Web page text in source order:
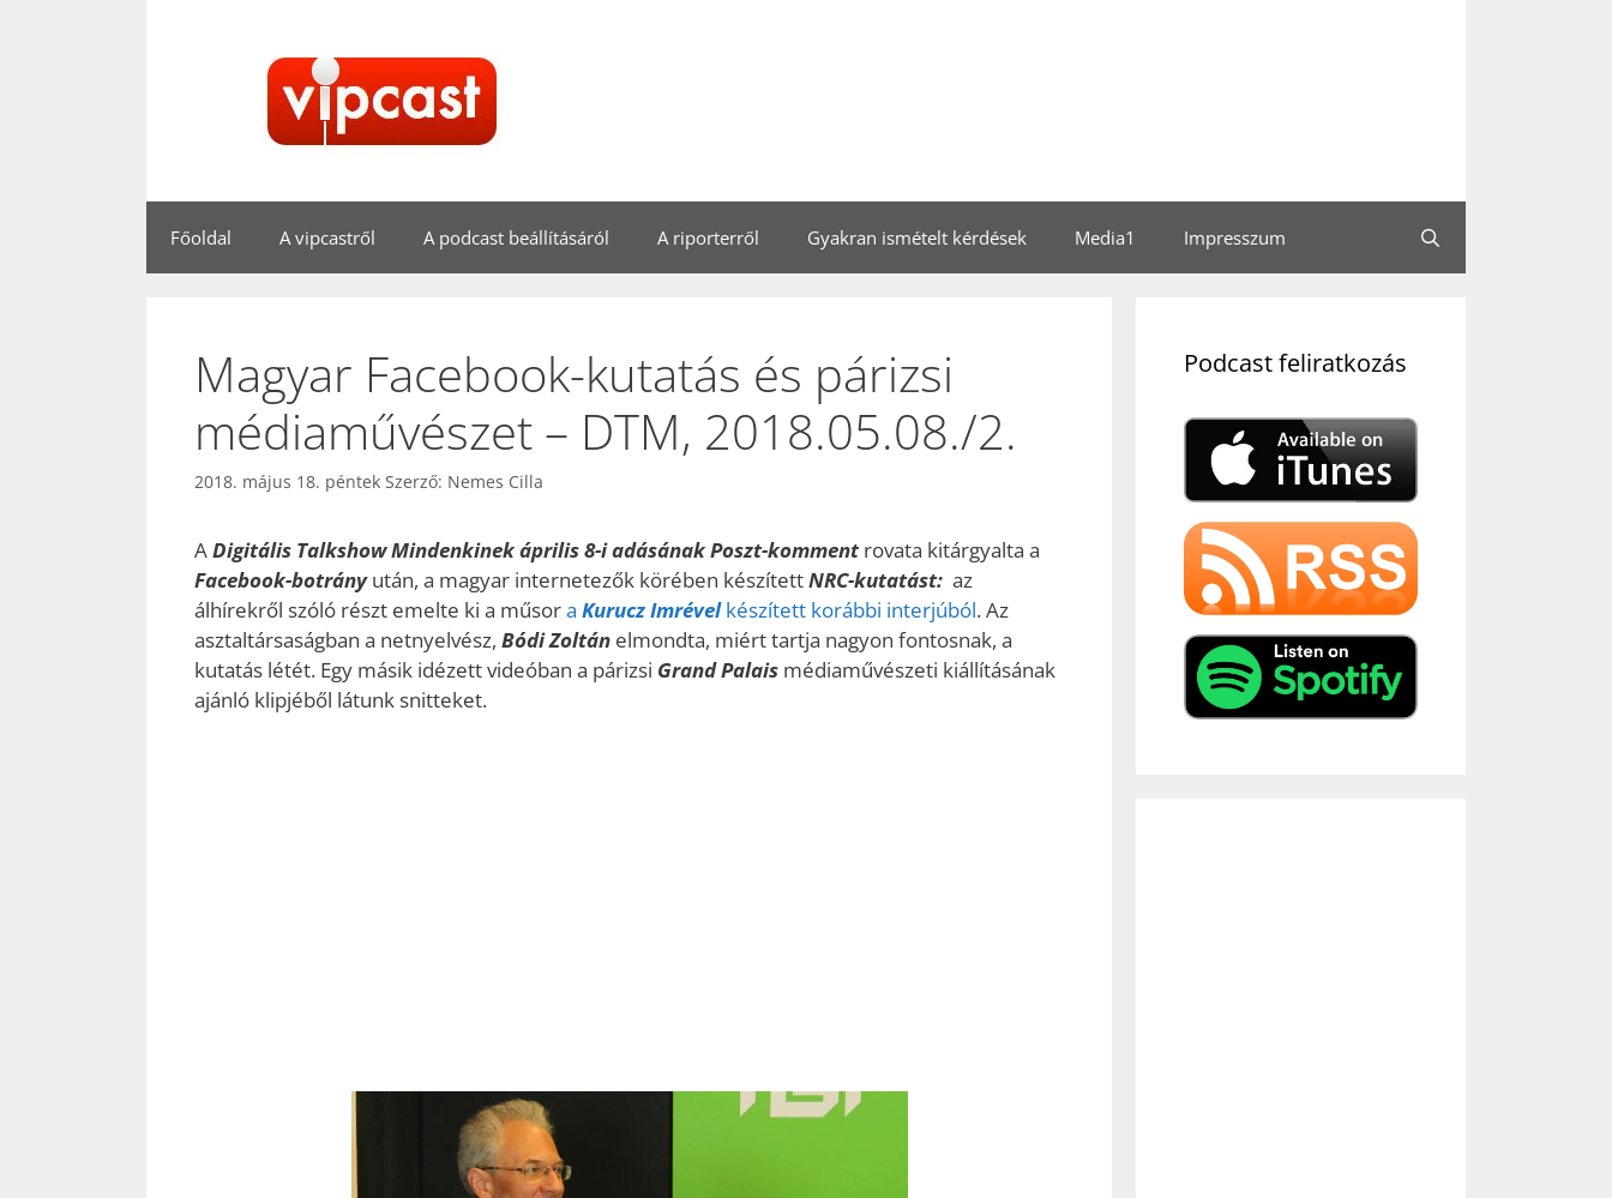
Főoldal A vipcastről A podcast beállításáról A riporterről Gyakran ismételt kérdések Media1 Impresszum
Magyar Facebook-kutatás és párizsi
médiaművészet – DTM, 2018.05.08./2.
2018. május 18. péntek Szerző: Nemes Cilla
ADigitális Talkshow Mindenkinek április 8-i adásának Poszt-komment rovata kitárgyalta a
Facebook-botrány után, a magyar internetezők körében készítettNRC-kutatást: az
álhírekről szóló részt emelte ki a műsora Kurucz Imrével készített korábbi interjúból. Az
asztaltársaságban a netnyelvész, Bódi Zoltán elmondta, miért tartja nagyon fontosnak, a
kutatás létét. Egy másik idézett videóban a párizsi Grand Palais médiaművészeti kiállításának
ajánló klipjéből látunk snitteket.
Podcast feliratkozás